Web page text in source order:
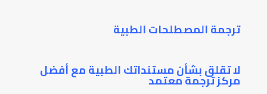
ترجمة المصطلحات الطبية
لا تقلق بشأن مستنداتك الطبية مع أفضل
مركز ترجمة معتمد